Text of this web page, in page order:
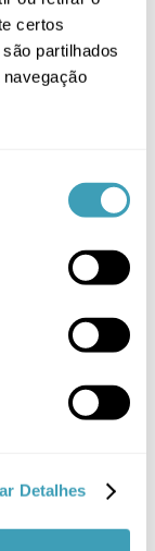
certos
partilhados
Detalhes
(1)
(1)